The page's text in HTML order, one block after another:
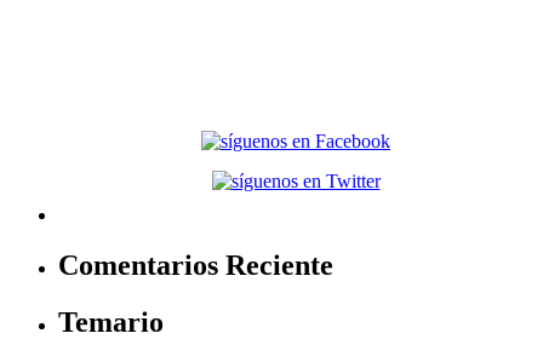
Comentarios Reciente
Temario